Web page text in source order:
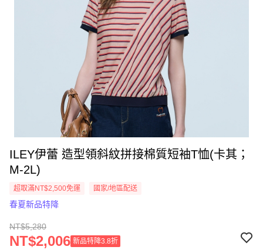
ILEY伊蕾 造型領斜紋拼接棉質短袖T恤(卡其；
M-2L)
超取滿NT$2,500免運 國家/地區配送
春夏新品特降
NT$5,280
NT$2,006 新品特降3.8折